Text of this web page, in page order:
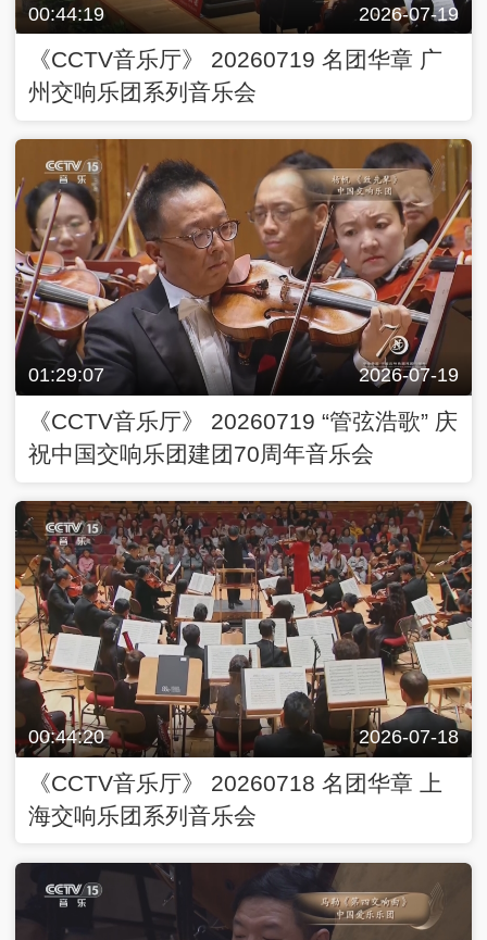
00:44:19 2026-07-19
《CCTV音乐厅》 20260719 名团华章 广
州交响乐团系列音乐会
01:29:07 2026-07-19
《CCTV音乐厅》 20260719 “管弦浩歌” 庆
祝中国交响乐团建团70周年音乐会
00:44:20 2026-07-18
《CCTV音乐厅》 20260718 名团华章 上
海交响乐团系列音乐会